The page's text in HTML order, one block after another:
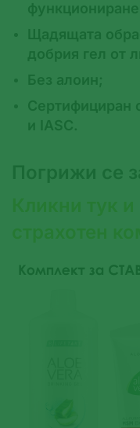
Щадящата
добрия гел от
Сертифициран
Погрижи се
Кликни тук
страхотен